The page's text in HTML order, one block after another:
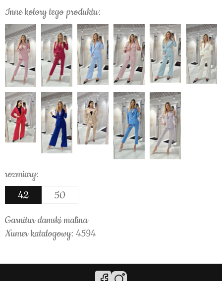
Inne kolory tego produktu:
rozmiary:
42 50
Garnitur damski malina
Numer katalogowy: 4594